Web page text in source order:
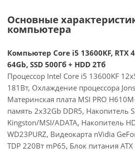
Основные
компьютера
Компьютер Core i5 13600KF, RTX
64Gb, SSD 500Гб + HDD 2Тб
Процессор Intel Core i5 13600KF
181Вт, Охлаждение процессора
Материнская плата MSI PRO
память 2x32Gb DDR5, Накопитель
Kingston/MSI/ADATA, Накопитель
WD23PURZ, Видеокарта nVidia
TDP 220Вт mP65, Блок питания